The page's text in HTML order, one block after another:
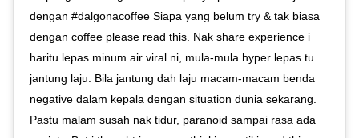
dengan #dalgonacoffee Siapa yang belum try & tak biasa
dengan coffee please read this. Nak share experience i
haritu lepas minum air viral ni, mula-mula hyper lepas tu
jantung laju. Bila jantung dah laju macam-macam benda
negative dalam kepala dengan situation dunia sekarang.
Pastu malam susah nak tidur, paranoid sampai rasa ada